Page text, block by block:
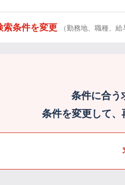
索条件を変更 （勤務地、職種、
条件に合う
条件を変更して、